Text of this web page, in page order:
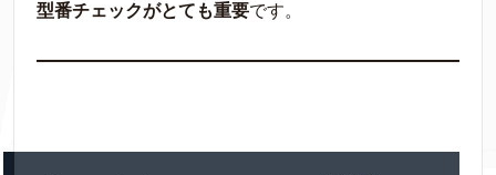
型番チェックがとても重要です。